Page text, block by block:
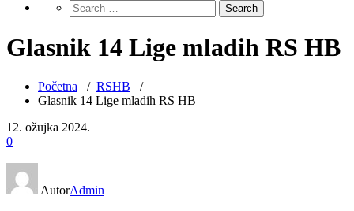
Glasnik 14 Lige mladih RS HB
Početna / RSHB /
Glasnik 14 Lige mladih RS HB
12. ožujka 2024.
0
AutorAdmin